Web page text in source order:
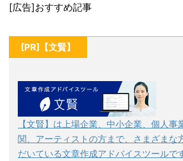
[広告]おすすめ記事
[PR]【文賢】
【文賢】は上場企業、中小企業、個人事
関、アーティストの方まで、さまざまな
だいている文章作成アドバイスツールで